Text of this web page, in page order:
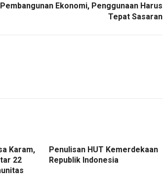
Pembangunan Ekonomi, Penggunaan Harus
Tepat Sasaran
Karam,
22
Penulisan HUT Kemerdekaan
Republik Indonesia